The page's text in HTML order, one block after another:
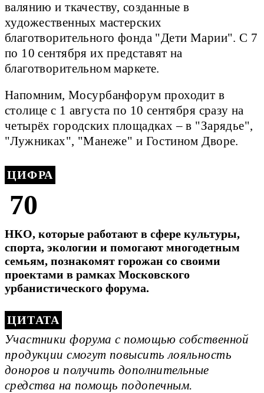
валянию и ткачеству, созданные в
художественных мастерских
благотворительного фонда "Дети Марии". С 7
по 10 сентября их представят на
благотворительном маркете.
Напомним, Мосурбанфорум проходит в
столице с 1 августа по 10 сентября сразу на
четырёх городских площадках – в "Зарядье",
"Лужниках", "Манеже" и Гостином Дворе.
ЦИФРА
70
НКО, которые работают в сфере культуры,
спорта, экологии и помогают многодетным
семьям, познакомят горожан со своими
проектами в рамках Московского
урбанистического форума.
Участники форума с помощью собственной
продукции смогут повысить лояльность
доноров и получить дополнительные
средства на помощь подопечным.